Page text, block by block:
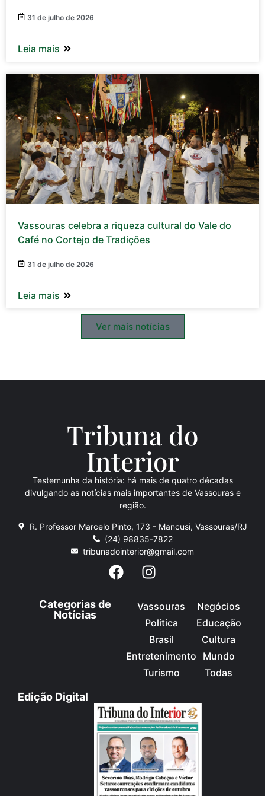
31 de julho de 2026
Leia mais
Vassouras celebra a riqueza cultural do Vale do
Café no Cortejo de Tradições
31 de julho de 2026
Leia mais
Ver mais notícias
Tribuna do
Interior
Testemunha da história: há mais de quatro décadas
divulgando as notícias mais importantes de Vassouras e
região.
R. Professor Marcelo Pinto, 173 - Mancusi, Vassouras/RJ
(24) 98835-7822
tribunadointerior@gmail.com
Categorias de
Notícias
Vassouras
Política
Brasil
Entretenimento
Turismo
Negócios
Educação
Cultura
Mundo
Todas
Edição Digital